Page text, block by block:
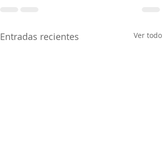
Entradas recientes Ver todo